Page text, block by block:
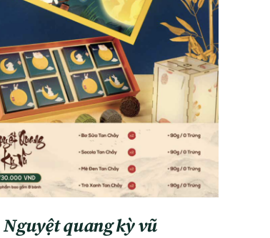
ADD TO CART / QUICK VIEW
Nguyệt quang kỳ vũ